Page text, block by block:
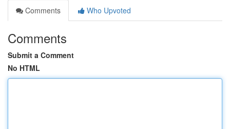
Comments
Who Upvoted
Comments
Submit a Comment
No HTML